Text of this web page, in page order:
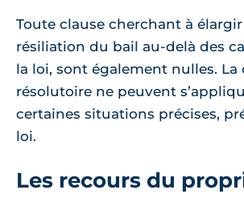
Toute clause cherchant à
résiliation du bail au-delà des
la loi, sont également nulles. La
résolutoire ne peuvent
certaines situations précises,
loi.
Les recours du